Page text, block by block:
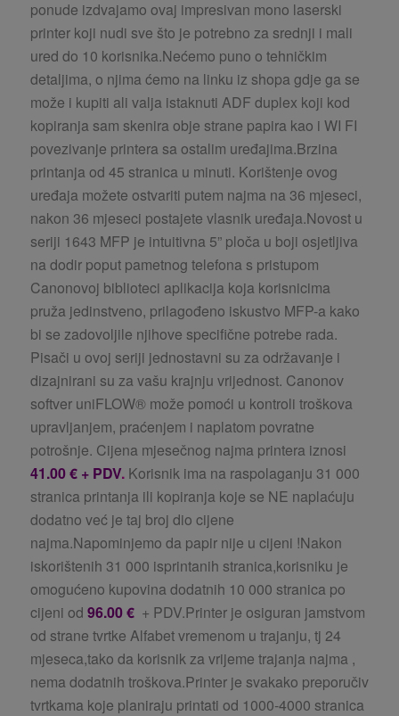
ponude izdvajamo ovaj impresivan mono laserski
printer koji nudi sve što je potrebno za srednji i mali
ured do 10 korisnika.Nećemo puno o tehničkim
detaljima, o njima ćemo na linku iz shopa gdje ga se
može i kupiti ali valja istaknuti ADF duplex koji kod
kopiranja sam skenira obje strane papira kao i WI FI
povezivanje printera sa ostalim uređajima.Brzina
printanja od 45 stranica u minuti. Korištenje ovog
uređaja možete ostvariti putem najma na 36 mjeseci,
nakon 36 mjeseci postajete vlasnik uređaja.Novost u
seriji 1643 MFP je intuitivna 5” ploča u boji osjetljiva
na dodir poput pametnog telefona s pristupom
Canonovoj biblioteci aplikacija koja korisnicima
pruža jedinstveno, prilagođeno iskustvo MFP-a kako
bi se zadovoljile njihove specifične potrebe rada.
Pisači u ovoj seriji jednostavni su za održavanje i
dizajnirani su za vašu krajnju vrijednost. Canonov
softver uniFLOW® može pomoći u kontroli troškova
upravljanjem, praćenjem i naplatom povratne
potrošnje. Cijena mjesečnog najma printera iznosi
41.00 € + PDV.Korisnik ima na raspolaganju 31 000
stranica printanja ili kopiranja koje se NE naplaćuju
dodatno već je taj broj dio cijene
najma.Napominjemo da papir nije u cijeni !Nakon
iskorištenih 31 000 isprintanih stranica,korisniku je
omogućeno kupovina dodatnih 10 000 stranica po
cijeni od 96.00€ + PDV.Printer je osiguran jamstvom
od strane tvrtke Alfabet vremenom u trajanju, tj 24
mjeseca,tako da korisnik za vrijeme trajanja najma ,
nema dodatnih troškova.Printer je svakako preporučiv
tvrtkama koje planiraju printati od 1000-4000 stranica